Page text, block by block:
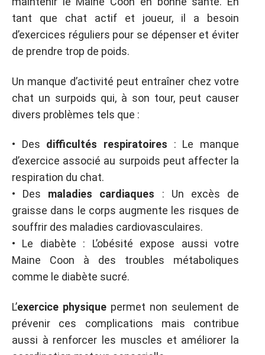
tant que chat actif et joueur, il a besoin
d’exercices réguliers pour se dépenser et éviter
de prendre trop de poids.
Un manque d’activité peut entraîner chez votre
chat un surpoids qui, à son tour, peut causer
divers problèmes tels que :
• Des difficultés respiratoires : Le manque
d’exercice associé au surpoids peut affecter la
respiration du chat.
• Des maladies cardiaques : Un excès de
graisse dans le corps augmente les risques de
souffrir des maladies cardiovasculaires.
• Le diabète : L’obésité expose aussi votre
Maine Coon à des troubles métaboliques
comme le diabète sucré.
L’exercice physique permet non seulement de
prévenir ces complications mais contribue
aussi à renforcer les muscles et améliorer la